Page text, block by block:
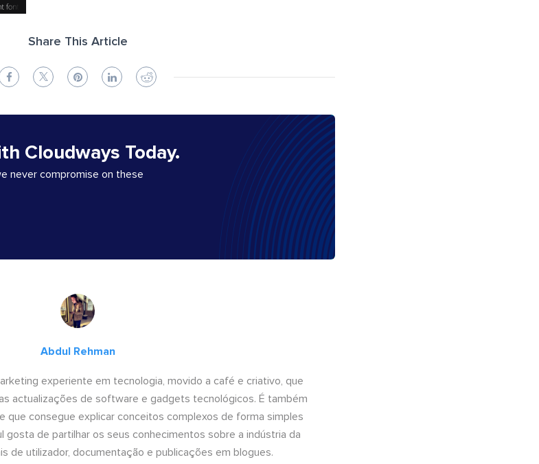
Share This Article
Cloudways Today.
never compromise on these
Abdul Rehman
experiente em tecnologia, movido a café e criativo, que
actualizações de software e gadgets tecnológicos. É também
que consegue explicar conceitos complexos de forma simples
gosta de partilhar os seus conhecimentos sobre a indústria da
de utilizador, documentação e publicações em blogues.